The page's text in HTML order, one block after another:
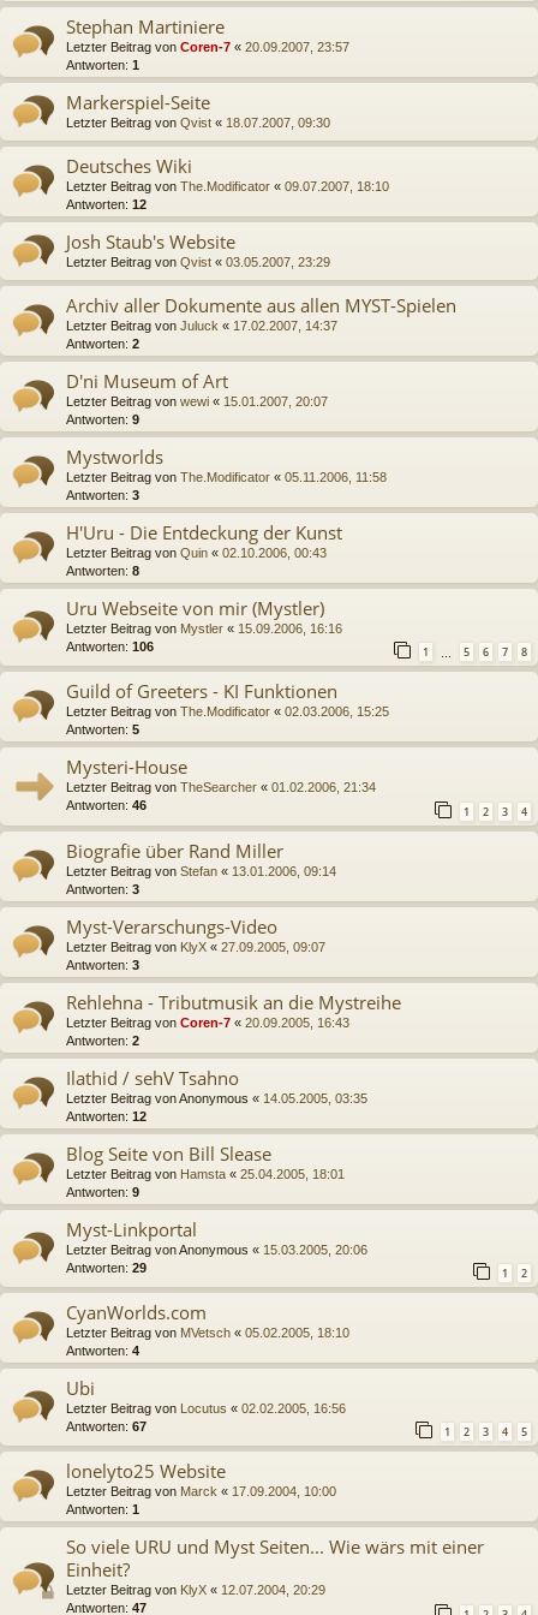
Stephan Martiniere
Letzter Beitrag von Coren-7 « 20.09.2007, 23:57
Antworten: 1
Markerspiel-Seite
Letzter Beitrag von Qvist « 18.07.2007, 09:30
Deutsches Wiki
Letzter Beitrag von The.Modificator « 09.07.2007, 18:10
Antworten: 12
Josh Staub's Website
Letzter Beitrag von Qvist « 03.05.2007, 23:29
Archiv aller Dokumente aus allen MYST-Spielen
Letzter Beitrag von Juluck « 17.02.2007, 14:37
Antworten: 2
D'ni Museum of Art
Letzter Beitrag von wewi « 15.01.2007, 20:07
Antworten: 9
Mystworlds
Letzter Beitrag von The.Modificator « 05.11.2006, 11:58
Antworten: 3
H'Uru - Die Entdeckung der Kunst
Letzter Beitrag von Quin « 02.10.2006, 00:43
Antworten: 8
Uru Webseite von mir (Mystler)
Letzter Beitrag von Mystler « 15.09.2006, 16:16
Antworten: 106 1 … 5 6 7 8
Guild of Greeters - KI Funktionen
Letzter Beitrag von The.Modificator « 02.03.2006, 15:25
Antworten: 5
Mysteri-House
Letzter Beitrag von TheSearcher « 01.02.2006, 21:34
Antworten: 46 1 2 3 4
Biografie über Rand Miller
Letzter Beitrag von Stefan « 13.01.2006, 09:14
Antworten: 3
Myst-Verarschungs-Video
Letzter Beitrag von KlyX « 27.09.2005, 09:07
Antworten: 3
Rehlehna - Tributmusik an die Mystreihe
Letzter Beitrag von Coren-7 « 20.09.2005, 16:43
Antworten: 2
Ilathid / sehV Tsahno
Letzter Beitrag vonAnonymous « 14.05.2005, 03:35
Antworten: 12
Blog Seite von Bill Slease
Letzter Beitrag von Hamsta « 25.04.2005, 18:01
Antworten: 9
Myst-Linkportal
Letzter Beitrag vonAnonymous « 15.03.2005, 20:06
Antworten: 29 1 2
CyanWorlds.com
Letzter Beitrag von MVetsch « 05.02.2005, 18:10
Antworten: 4
Ubi
Letzter Beitrag von Locutus « 02.02.2005, 16:56
Antworten: 67 1 2 3 4 5
lonelyto25 Website
Letzter Beitrag von Marck « 17.09.2004, 10:00
Antworten: 1
So viele URU und Myst Seiten... Wie wärs mit einer
Einheit?
Letzter Beitrag von KlyX « 12.07.2004, 20:29
Antworten: 47